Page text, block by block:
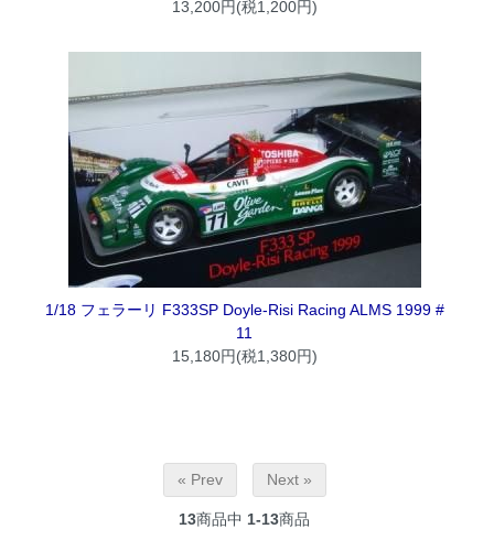
13,200円(税1,200円)
1/18 フェラーリ F333SP Doyle-Risi Racing ALMS 1999 #
11
15,180円(税1,380円)
« Prev Next »
13商品中 1-13商品